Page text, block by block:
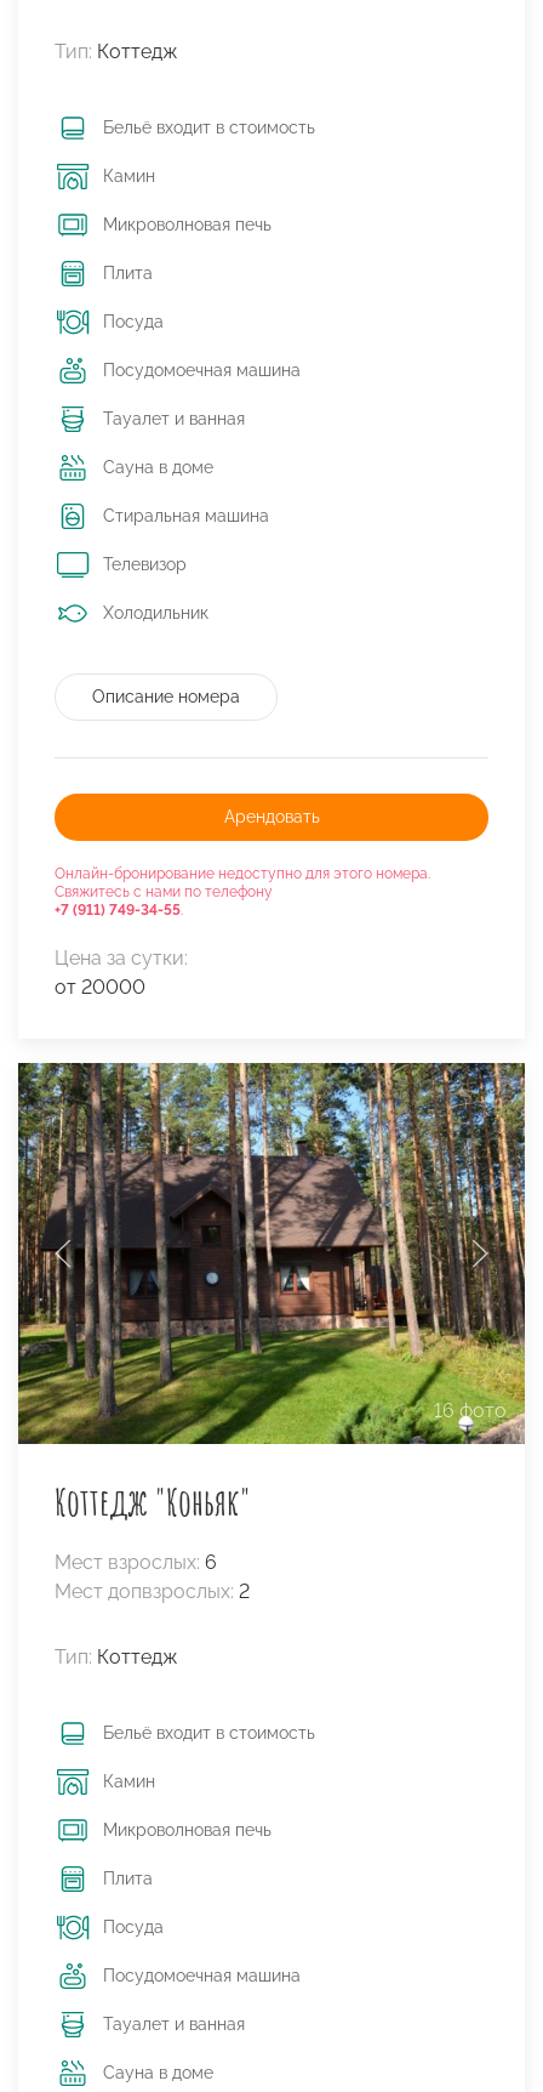
Тип: Коттедж
Бельё входит в стоимость
Камин
Микроволновая печь
Плита
Посуда
Посудомоечная машина
Тауалет и ванная
Сауна в доме
Стиральная машина
Телевизор
Холодильник
Описание номера
Арендовать
Онлайн-бронирование недоступно для этого номера.
Свяжитесь с нами по телефону
+7 (911) 749-34-55.
Цена за сутки:
от 20000
16 фото
Коттедж "Коньяк"
Мест взрослых: 6
Мест допвзрослых: 2
Тип: Коттедж
Бельё входит в стоимость
Камин
Микроволновая печь
Плита
Посуда
Посудомоечная машина
Тауалет и ванная
Сауна в доме